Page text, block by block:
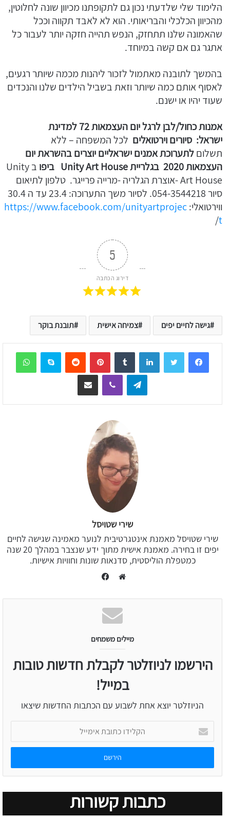
הלימוד שלי שלדעתי נכון גם לתקופתנו מכיוון שונה לחלוטין,
מהכיוון הכלכלי והבריאותי. הוא לא לאבד תקווה וככל
שהאמונה שלנו תתחזק, הנפש תהייה חזקה יותר לעבור כל
אתגר גם אם קשה במיוחד.
בהמשך לתובנה מאתמול לזכור ליהנות מכמה שיותר רגעים,
לאסוף אותם כמה שיותר וזאת בשביל הילדים שלנו והנכדים
שעוד יהיו או ישנם.
אמנות כחול/לבן
לרגל יום העצמאות 72 למדינת
ישראל: סיורים וירטואלים לכל המשפחה – ללא
תשלוםלתערוכת אמנים ישראליים יוצרים בהשראת יום
העצמאות 2020
בגלריית Unity Art House ביפו
ב Unity
Art House -אוצרת הגלריה -מרייה פרייגר. טלפון לתיאום
סיור 054-3544218. לסיור משך התערוכה: 23.4 עד ה 30.4
ווירטואלי:https://www.facebook.com/unityartprojec
t
/
5
דירוג הכתבה
גישה לחיים יפים צמיחה אישית תובנת בוקר
LinkedIn
Tumblr
Pinterest
Reddit
Skype
Telegram
Viber שיתוף דרך המייל
שירי שטויסל
שירי שטויסל מאמנת אינטגרטיבית לנוער מאמינה שגישה לחיים
יפים זו בחירה. מאמנת אישית מתוך ידע שנצבר במהלך 20 שנה
כמטפלת הוליסטית, סדנאות שונות וחוויות אישיות.
מיילים משמחים
הירשמו לניוזלטר לקבלת חדשות טובות
במייל!
הניוזלטר יוצא אחת לשבוע עם הכתבות החדשות שיצאו
הקלידו
כתובת
אימייל
כתבות קשורות